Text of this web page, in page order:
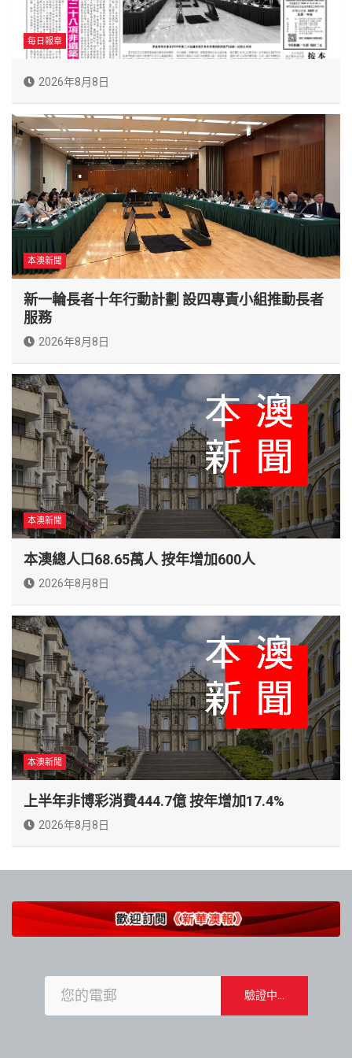
每日報章
2026年8月8日
本澳新聞
新一輪長者十年行動計劃 設四專責小組推動長者
服務
2026年8月8日
本澳新聞
本澳總人口68.65萬人 按年增加600人
2026年8月8日
本澳新聞
上半年非博彩消費444.7億 按年增加17.4%
2026年8月8日